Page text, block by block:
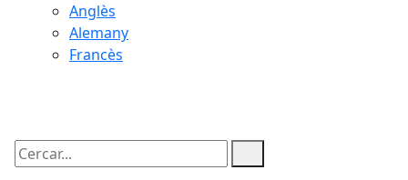
Anglès
Alemany
Francès
Cercar: